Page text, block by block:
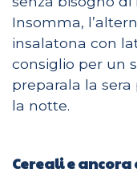
Insomma,
insalatona con
consiglio per un
preparala la
la notte.
Cereali e ancora